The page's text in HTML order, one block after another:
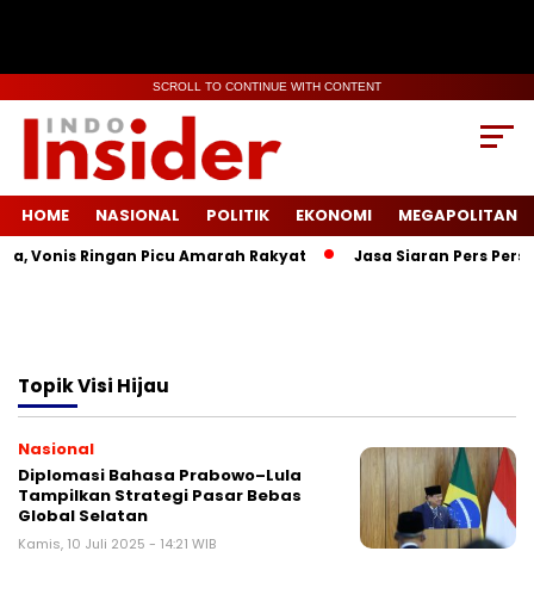
SCROLL TO CONTINUE WITH CONTENT
HOME NASIONAL POLITIK EKONOMI MEGAPOLITAN
Vonis Ringan Picu Amarah Rakyat Jasa Siaran Pers
TopikVisi Hijau
Nasional
Diplomasi Bahasa Prabowo–Lula
Tampilkan Strategi Pasar Bebas
Global Selatan
Kamis, 10 Juli 2025 - 14:21 WIB